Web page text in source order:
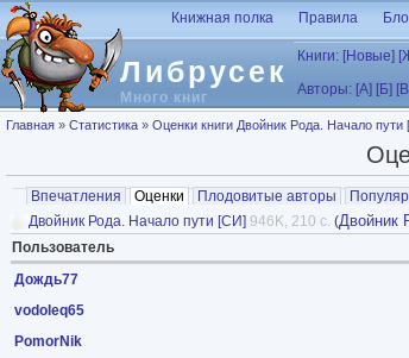
Перейти к основному содержанию
Либрусек
Много книг
Книжная полка Правила
Книги: [Новые]
Авторы: [А] [Б]
Вы здесь
Главная » Статистика » Оценки книги Двойник Рода. Начало
Главные вкладки
Впечатления Оценки (активная вкладка)
Плодовитые авторы
Двойник Рода. Начало пути [СИ] 946K, 210 с. (Двойник
Пользователь
Дождь77
vodoleq65
PomorNik